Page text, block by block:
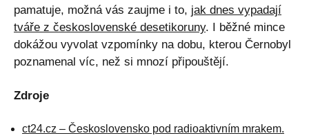
pamatuje, možná vás zaujme i to, jak dnes vypadají
tváře z československé desetikoruny. I běžné mince
dokážou vyvolat vzpomínky na dobu, kterou Černobyl
poznamenal víc, než si mnozí připouštějí.
Zdroje
ct24.cz – Československo pod radioaktivním mrakem.